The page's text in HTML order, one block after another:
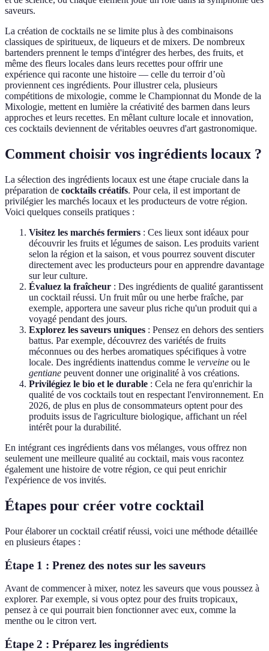
saveurs.
La création de cocktails ne se limite plus à des combinaisons
classiques de spiritueux, de liqueurs et de mixers. De nombreux
bartenders prennent le temps d'intégrer des herbes, des fruits, et
même des fleurs locales dans leurs recettes pour offrir une
expérience qui raconte une histoire — celle du terroir d’où
proviennent ces ingrédients. Pour illustrer cela, plusieurs
compétitions de mixologie, comme le Championnat du Monde de la
Mixologie, mettent en lumière la créativité des barmen dans leurs
approches et leurs recettes. En mêlant culture locale et innovation,
ces cocktails deviennent de véritables oeuvres d'art gastronomique.
Comment choisir vos ingrédients locaux ?
La sélection des ingrédients locaux est une étape cruciale dans la
préparation de cocktails créatifs. Pour cela, il est important de
privilégier les marchés locaux et les producteurs de votre région.
Voici quelques conseils pratiques :
Visitez les marchés fermiers : Ces lieux sont idéaux pour
découvrir les fruits et légumes de saison. Les produits varient
selon la région et la saison, et vous pourrez souvent discuter
directement avec les producteurs pour en apprendre davantage
sur leur culture.
Évaluez la fraîcheur : Des ingrédients de qualité garantissent
un cocktail réussi. Un fruit mûr ou une herbe fraîche, par
exemple, apportera une saveur plus riche qu'un produit qui a
voyagé pendant des jours.
Explorez les saveurs uniques : Pensez en dehors des sentiers
battus. Par exemple, découvrez des variétés de fruits
méconnues ou des herbes aromatiques spécifiques à votre
locale. Des ingrédients inattendus comme le verveine ou le
gentiane peuvent donner une originalité à vos créations.
Privilégiez le bio et le durable : Cela ne fera qu'enrichir la
qualité de vos cocktails tout en respectant l'environnement. En
2026, de plus en plus de consommateurs optent pour des
produits issus de l'agriculture biologique, affichant un réel
intérêt pour la durabilité.
En intégrant ces ingrédients dans vos mélanges, vous offrez non
seulement une meilleure qualité au cocktail, mais vous racontez
également une histoire de votre région, ce qui peut enrichir
l'expérience de vos invités.
Étapes pour créer votre cocktail
Pour élaborer un cocktail créatif réussi, voici une méthode détaillée
en plusieurs étapes :
Étape 1 : Prenez des notes sur les saveurs
Avant de commencer à mixer, notez les saveurs que vous poussez à
explorer. Par exemple, si vous optez pour des fruits tropicaux,
pensez à ce qui pourrait bien fonctionner avec eux, comme la
menthe ou le citron vert.
Étape 2 : Préparez les ingrédients